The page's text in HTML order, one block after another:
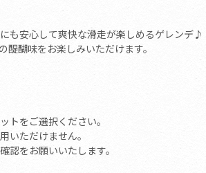
も安心して爽快な滑走が楽しめるゲレンデ♪
醐味をお楽しみいただけます。
をご選択ください。
いただけません。
をお願いいたします。